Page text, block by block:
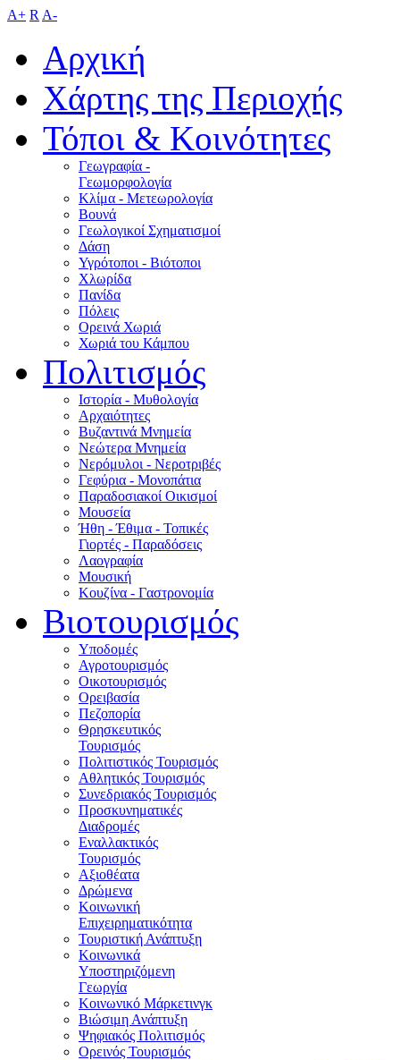
A+ R A-
Αρχική
Χάρτης της Περιοχής
Τόποι & Κοινότητες
Γεωγραφία -
Γεωμορφολογία
Κλίμα - Mετεωρολογία
Βουνά
Γεωλογικοί Σχηματισμοί
Δάση
Υγρότοποι - Βιότοποι
Χλωρίδα
Πανίδα
Πόλεις
Ορεινά Χωριά
Χωριά του Κάμπου
Πολιτισμός
Ιστορία - Μυθολογία
Αρχαιότητες
Βυζαντινά Μνημεία
Νεώτερα Μνημεία
Νερόμυλοι - Nεροτριβές
Γεφύρια - Μονοπάτια
Παραδοσιακοί Οικισμοί
Μουσεία
Ήθη - Έθιμα - Τοπικές
Γιορτές - Παραδόσεις
Λαογραφία
Μουσική
Κουζίνα - Γαστρονομία
Βιοτουρισμός
Υποδομές
Αγροτουρισμός
Οικοτουρισμός
Ορειβασία
Πεζοπορία
Θρησκευτικός
Τουρισμός
Πολιτιστικός Τουρισμός
Αθλητικός Τουρισμός
Συνεδριακός Τουρισμός
Προσκυνηματικές
Διαδρομές
Εναλλακτικός
Τουρισμός
Αξιοθέατα
Δρώμενα
Κοινωνική
Επιχειρηματικότητα
Τουριστική Ανάπτυξη
Κοινωνικά
Υποστηριζόμενη
Γεωργία
Κοινωνικό Μάρκετινγκ
Βιώσιμη Ανάπτυξη
Ψηφιακός Πολιτισμός
Ορεινός Τουρισμός